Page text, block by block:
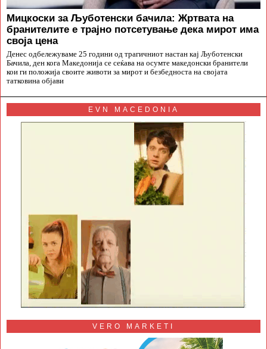
Мицкоски за Љуботенски бачила: Жртвата на
бранителите е трајно потсетување дека мирот има
своја цена
Денес одбележуваме 25 години од трагичниот настан кај Љуботенски
Бачила, ден кога Македонија се сеќава на осумте македонски бранители
кои ги положија своите животи за мирот и безбедноста на својата
татковина објави
EVN MACEDONIA
VERO MARKETI